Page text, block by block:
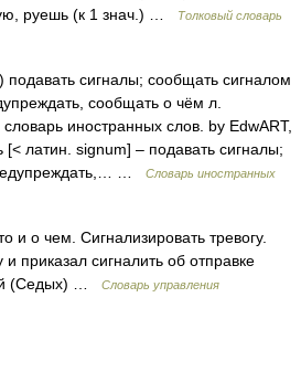
руешь (к 1 знач.) …
Толковый словарь
сигналы; сообщать сигналом
сообщать о чём л.
иностранных слов. by EdwART,
[< латин. signum] – подавать сигналы;
…
Словарь иностранных
и о чем. Сигнализировать тревогу.
приказал сигналить об отправке
(Седых) …
Словарь управления